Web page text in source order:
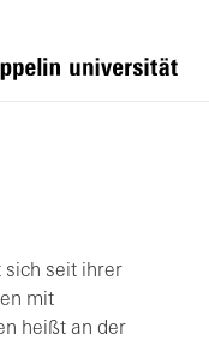
sich seit ihrer
mit
heißt an der